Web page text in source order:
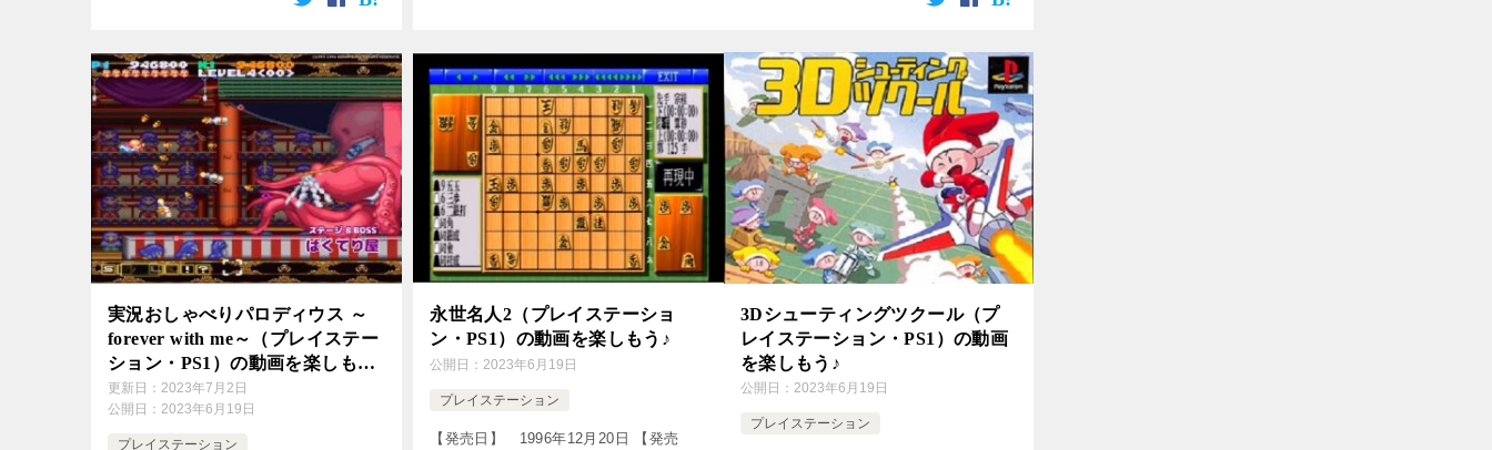
で遊ぼう！【くるくるぱにっく】
（その３） [csshop service=”ra […]
実況おしゃべりパロディウス ～
forever with me～（プレイステー
ション・PS1）の動画を楽しもう
♪
更新日： 2023年7月2日
公開日： 2023年6月19日
プレイステーション
永世名人2（プレイステーショ
ン・PS1）の動画を楽しもう♪
公開日：2023年6月19日
プレイステーション
【発売日】 1996年12月20日 【発売
3Dシューティングツクール（プ
レイステーション・PS1）の動画
を楽しもう♪
公開日： 2023年6月19日
プレイステーション